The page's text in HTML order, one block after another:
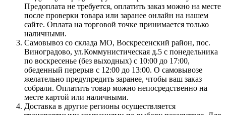
Предоплата не требуется, оплатить заказ можно на месте
после проверки товара или заранее онлайн на нашем
сайте. Оплата на торговой точке принимается только
наличными.
Самовывоз со склада МО, Воскресенский район, пос.
Виноградово, ул.Коммунистическая д.5 с понедельника
по воскресенье (без выходных) с 10:00 до 17:00,
обеденный перерыв с 12:00 до 13:00. О самовывозе
желательно предупредить заранее, чтобы ваш заказ
собрали. Оплатить товар можно непосредственно на
месте картой или наличными.
Доставка в другие регионы осуществляется